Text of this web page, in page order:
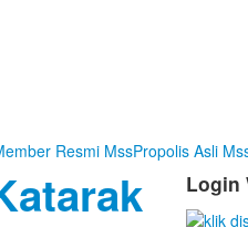
Resmi MssPropolis Asli
Login